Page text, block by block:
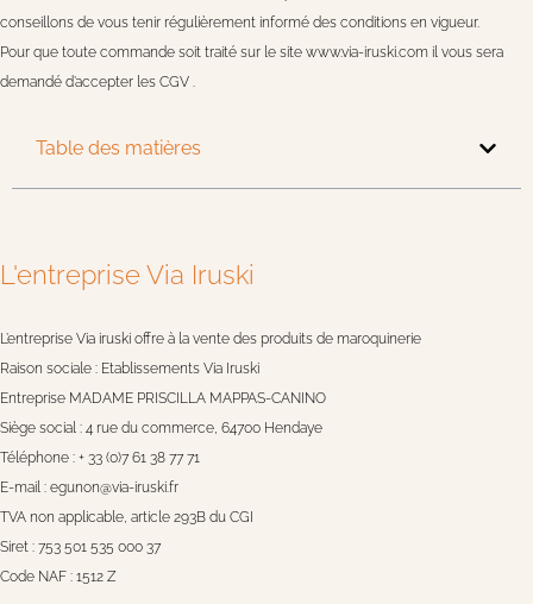
conseillons de vous tenir régulièrement informé des conditions en vigueur.
Pour que toute commande soit traité sur le site www.via-iruski.com il vous sera
demandé d’accepter les CGV .
Table des matières
L'entreprise Via Iruski
L’entreprise Via iruski offre à la vente des produits de maroquinerie
Raison sociale : Etablissements Via Iruski
Entreprise MADAME PRISCILLA MAPPAS-CANINO
Siège social : 4 rue du commerce, 64700 Hendaye
Téléphone : + 33 (0)7 61 38 77 71
E-mail : egunon@via-iruski.fr
TVA non applicable, article 293B du CGI
Siret : 753 501 535 000 37
Code NAF : 1512 Z